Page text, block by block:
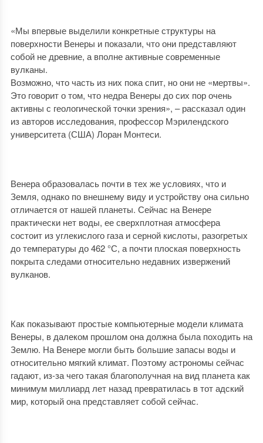
«Мы впервые выделили конкретные структуры на
поверхности Венеры и показали, что они представляют
собой не древние, а вполне активные современные
вулканы. ​
Возможно, что часть из них пока спит, но они не «мертвы».
Это говорит о том, что недра Венеры до сих пор очень
активны с геологической точки зрения», – рассказал один
из авторов исследования, профессор Мэрилендского
университета (США) Лоран Монтеси.
Венера образовалась почти в тех же условиях, что и
Земля, однако по внешнему виду и устройству она сильно
отличается от нашей планеты. Сейчас на Венере
практически нет воды, ее сверхплотная атмосфера
состоит из углекислого газа и серной кислоты, разогретых
до температуры до 462 °С, а почти плоская поверхность
покрыта следами относительно недавних извержений
вулканов.
Как показывают простые компьютерные модели климата
Венеры, в далеком прошлом она должна была походить на
Землю. На Венере могли быть большие запасы воды и
относительно мягкий климат. Поэтому астрономы сейчас
гадают, из-за чего такая благополучная на вид планета как
минимум миллиард лет назад превратилась в тот адский
мир, который она представляет собой сейчас.